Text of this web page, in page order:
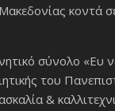
κοντά
σύνολο «Ευ
του
&